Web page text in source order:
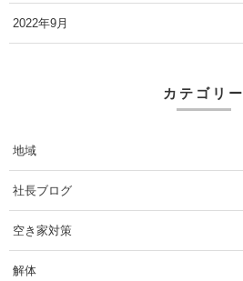
2022年9月
カテゴリー
地域
社長ブログ
空き家対策
解体